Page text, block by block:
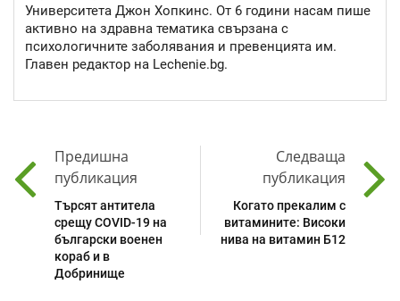
Университета Джон Хопкинс. От 6 години насам пише
активно на здравна тематика свързана с
психологичните заболявания и превенцията им.
Главен редактор на Lechenie.bg.
Предишна
публикация
Търсят антитела
срещу COVID-19 на
български военен
кораб и в
Добринище
Следваща
публикация
Когато прекалим с
витамините: Високи
нива на витамин Б12